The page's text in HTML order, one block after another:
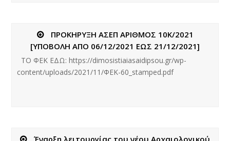
ΠΡΟΚΗΡΥΞΗ ΑΣΕΠ ΑΡΙΘΜΟΣ 10Κ/2021
[ΥΠΟΒΟΛΗ ΑΠΟ 06/12/2021 ΕΩΣ 21/12/2021]
ΤΟ ΦΕΚ ΕΔΩ: https://dimosistiaiasaidipsou.gr/wp-
content/uploads/2021/11/ΦΕΚ-60_stamped.pdf
Έναρξη λειτουργίας του νέου Αρχαιολογικού